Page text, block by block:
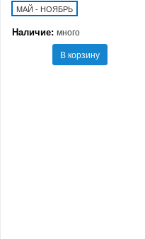
МАЙ - НОЯБРЬ
Наличие: много
В корзину